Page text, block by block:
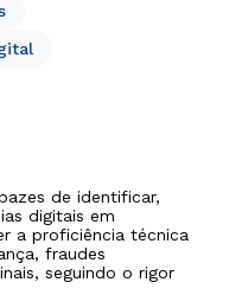
de identificar,
digitais em
a proficiência técnica
fraudes
seguindo o rigor